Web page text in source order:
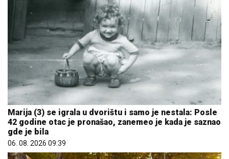
Evo u kojim banjama važi vaučer od 10.000 dinara -
kompletan spisak destinacija u Srbiji
06. 08. 2026 07:08